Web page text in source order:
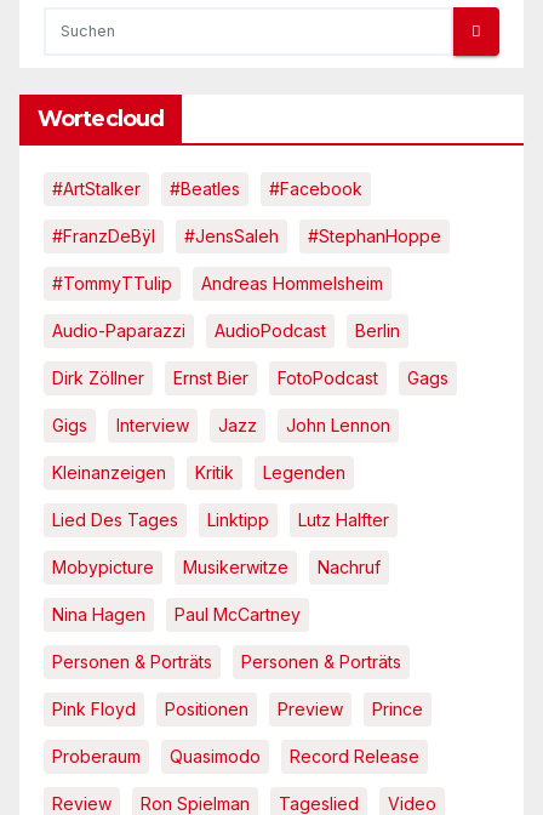
Wortecloud
#ArtStalker #Beatles #Facebook
#FranzDeBÿl #JensSaleh #StephanHoppe
#TommyTTulip Andreas Hommelsheim
Audio-Paparazzi AudioPodcast Berlin
Dirk Zöllner Ernst Bier FotoPodcast Gags
Gigs Interview Jazz John Lennon
Kleinanzeigen Kritik Legenden
Lied Des Tages Linktipp Lutz Halfter
Mobypicture Musikerwitze Nachruf
Nina Hagen Paul McCartney
Personen & Porträts Personen & Porträts
Pink Floyd Positionen Preview Prince
Proberaum Quasimodo Record Release
Review Ron Spielman Tageslied Video